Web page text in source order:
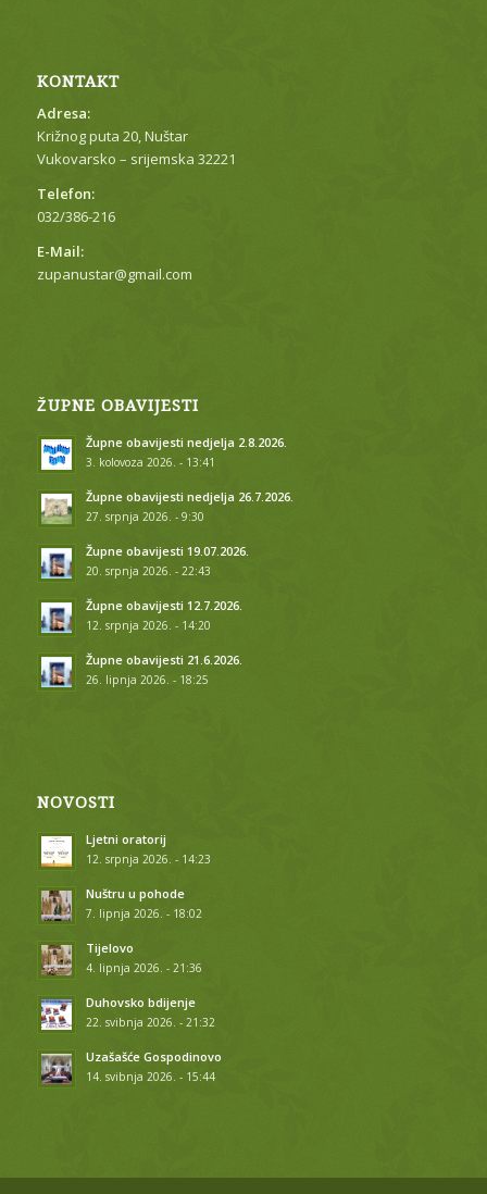
KONTAKT
Adresa:
Križnog puta 20, Nuštar
Vukovarsko – srijemska 32221
Telefon:
032/386-216
E-Mail:
zupanustar@gmail.com
ŽUPNE OBAVIJESTI
Župne obavijesti nedjelja 2.8.2026.
3. kolovoza 2026. - 13:41
Župne obavijesti nedjelja 26.7.2026.
27. srpnja 2026. - 9:30
Župne obavijesti 19.07.2026.
20. srpnja 2026. - 22:43
Župne obavijesti 12.7.2026.
12. srpnja 2026. - 14:20
Župne obavijesti 21.6.2026.
26. lipnja 2026. - 18:25
NOVOSTI
Ljetni oratorij
12. srpnja 2026. - 14:23
Nuštru u pohode
7. lipnja 2026. - 18:02
Tijelovo
4. lipnja 2026. - 21:36
Duhovsko bdijenje
22. svibnja 2026. - 21:32
Uzašašće Gospodinovo
14. svibnja 2026. - 15:44